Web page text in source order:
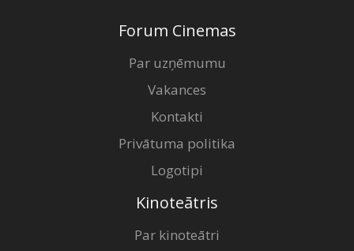
Forum Cinemas
Par uzņēmumu
Vakances
Kontakti
Privātuma politika
Logotipi
Kinoteātris
Par kinoteātri